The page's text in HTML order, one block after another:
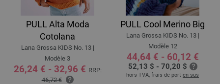
PULL Alta Moda
Cotolana
Lana Grossa KIDS No. 13 |
Modèle 3
26,24 € - 32,96 € RRP:
46,72 €
PULL Cool Merino Big
Lana Grossa KIDS No. 13 |
Modèle 12
44,64 € - 60,12 €
52,13 $ - 70,20 $
hors TVA, frais de port en sus